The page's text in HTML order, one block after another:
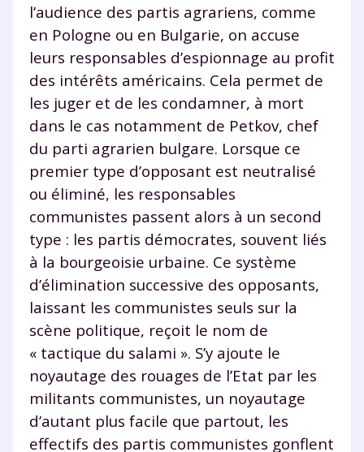
l’audience des partis agrariens, comme
en Pologne ou en Bulgarie, on accuse
leurs responsables d’espionnage au profit
des intérêts américains. Cela permet de
les juger et de les condamner, à mort
dans le cas notamment de Petkov, chef
du parti agrarien bulgare. Lorsque ce
premier type d’opposant est neutralisé
ou éliminé, les responsables
communistes passent alors à un second
type : les partis démocrates, souvent liés
à la bourgeoisie urbaine. Ce système
d’élimination successive des opposants,
laissant les communistes seuls sur la
scène politique, reçoit le nom de
« tactique du salami ». S’y ajoute le
noyautage des rouages de l’Etat par les
militants communistes, un noyautage
d’autant plus facile que partout, les
effectifs des partis communistes gonflent